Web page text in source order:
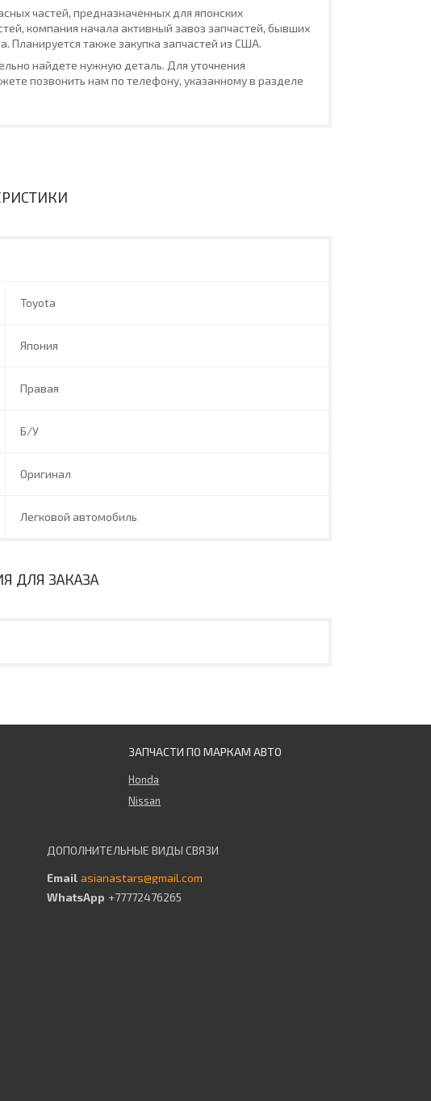
частей, предназначенных для японских
компания начала активный завоз запчастей, бывших
Планируется также закупка запчастей из США.
найдете нужную деталь. Для уточнения
позвонить нам по телефону, указанному в разделе
Toyota
Япония
Правая
Б/У
Оригинал
Легковой автомобиль
ДЛЯ ЗАКАЗА
ЗАПЧАСТИ ПО МАРКАМ АВТО
Honda
Nissan
asianastars@gmail.com
+77772476265